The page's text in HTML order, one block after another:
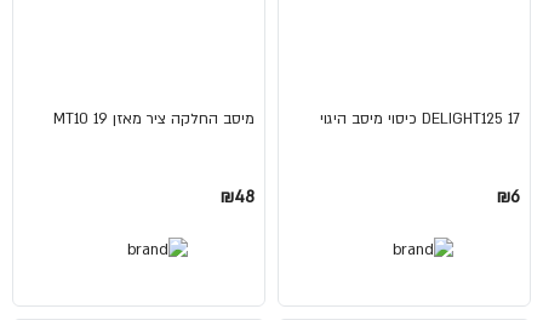
DELIGHT125 17 כיסוי מיסב היגוי
₪6
מיסב החלקה ציר מאזן MT10 19
₪48